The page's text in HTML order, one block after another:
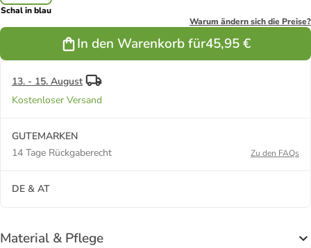
Schal in blau
Warum ändern sich die Preise?
In den Warenkorb für45,95 €
13. - 15. August
Kostenloser Versand
GUTEMARKEN
14 Tage Rückgaberecht
Zu den FAQs
DE & AT
Material & Pflege